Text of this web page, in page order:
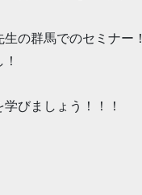
の群馬でのセミナー！
びましょう！！！